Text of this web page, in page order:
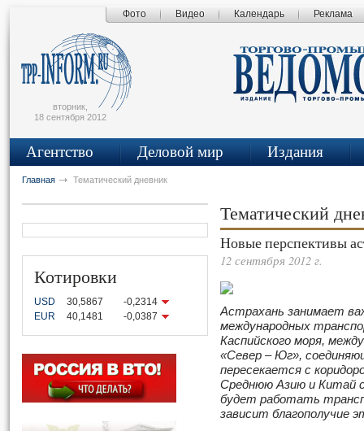
Фото Видео Календарь Реклама
вторник,
18 сентября 2012
Агентство Деловой мир Издания
Главная Тематический дневник
Котировки
USD 30,5867
-0,2314
EUR
40,1481 -0,0387
Тематический
Новые перспективы
12 сентября 2012 г.
Астрахань занимает
международных
Каспийского моря,
«Север –Юг»,
пересекается с
Среднюю Азию и Китай
будет работать
зависит благополучие